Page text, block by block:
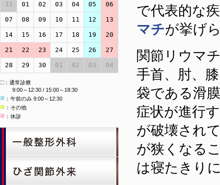
31 01 02 03 04 05 06
07 08 09 10 11 12 13
14 15 16 17 18 19 20
21 22 23 24 25 26 27
28 29 30 01 02 03 04
□：通常診療
9:00～12:30 / 15:00～18:30
■ ：午前のみ 9:00～12:30
■ ：その他
■ ：休診
で代表的な
マチが挙げ
関節リウマ
手首、肘、
袋である滑
症状が進行
が破壊され
が狭くなる
は寝たきり